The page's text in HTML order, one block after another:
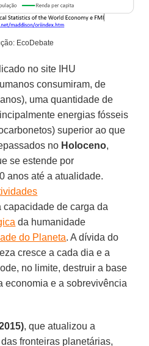
EcoDebate
no site IHU
consumiram, de
uma quantidade de
energias fósseis
superior ao que
no Holoceno,
se estende por
anos até a atualidade.
capacidade de carga da
da humanidade
do Planeta. A dívida do
cresce a cada dia e a
no limite, destruir a base
economia e a sobrevivência
, que atualizou a
fronteiras planetárias,